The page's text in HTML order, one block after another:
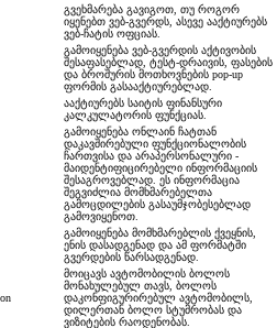
გვეხმარება გავიგოთ, თუ როგორ
იყენებთ ვებ-გვერდს, ასევე ააქტიურებს
ვებ-ჩატის ოფციას.
გამოიყენება ვებ-გვერდის აქტივობის
შესაფასებლად, ტესტ-დრაივის, ფასების
და ბროშურის მოთხოვნების pop-up
ფორმის გასააქტიურებლად.
ააქტიურებს საიტის ფინანსური
კალკულატორის ფუნქციას.
გამოიყენება ონლაინ ჩატთან
დაკავშირებული ფუნქციონალობის
ჩართვისა და არაპერსონალური -
მაიდენტიფიცირებელი ინფორმაციის
შესაგროვებლად. ეს ინფორმაცია
შეგვიძლია მომხმარებელთა
გამოცდილების გასაუმჯობესებლად
გამოვიყენოთ.
გამოიყენება მომხმარებლის ქვეყნის,
ენის დასადგენად და ამ ფორმატში
გვერდების წარსადგენად.
მოიცავს ავტომობილის ბოლოს
მონახულებულ თავს, ბოლოს
დაკონფიგურირებულ ავტომობილს,
დილერთან ბოლო სტუმრობას და
ვიზიტების რაოდენობას.